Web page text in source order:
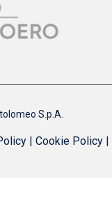
S.p.A.
| Cookie Policy |